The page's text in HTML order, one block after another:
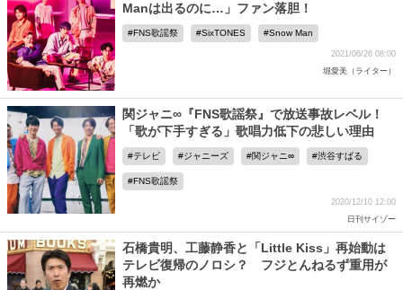
Manは出るのに…」ファン落胆！
FNS歌謡祭 SixTONES Snow Man
2021/06/26 08:00
堀愛美（ライター）
関ジャニ∞『FNS歌謡祭』で放送事故レベル！
「歌が下手すぎる」歌唱力低下の悲しい理由
テレビ ジャニーズ 関ジャニ∞ 渋谷すばる
FNS歌謡祭
2020/12/10 12:00
日刊サイゾー
石橋貴明、工藤静香と「Little Kiss」再始動は
テレビ復帰のノロシ？ フジとんねるず重用が
再燃か